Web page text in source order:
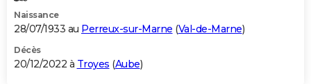
Naissance
28/07/1933 au Perreux-sur-Marne (Val-de-Marne)
Décès
20/12/2022 à Troyes (Aube)